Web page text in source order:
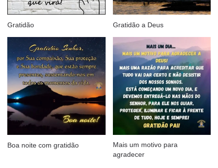
Gratidão Gratidão a Deus
Boa noite com gratidão
Mais um motivo para
agradecer